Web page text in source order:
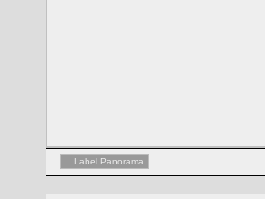
Label Panorama